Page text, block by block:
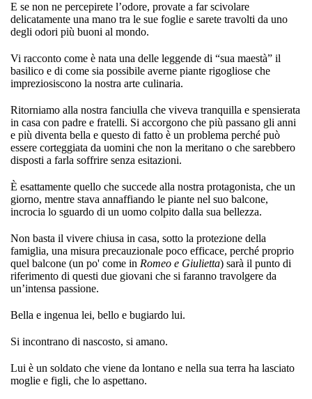
E se non ne percepirete l’odore, provate a far scivolare
delicatamente una mano tra le sue foglie e sarete travolti da uno
degli odori più buoni al mondo.
Vi racconto come è nata una delle leggende di “sua maestà” il
basilico e di come sia possibile averne piante rigogliose che
impreziosiscono la nostra arte culinaria.
Ritorniamo alla nostra fanciulla che viveva tranquilla e spensierata
in casa con padre e fratelli. Si accorgono che più passano gli anni
e più diventa bella e questo di fatto è un problema perché può
essere corteggiata da uomini che non la meritano o che sarebbero
disposti a farla soffrire senza esitazioni.
È esattamente quello che succede alla nostra protagonista, che un
giorno, mentre stava annaffiando le piante nel suo balcone,
incrocia lo sguardo di un uomo colpito dalla sua bellezza.
Non basta il vivere chiusa in casa, sotto la protezione della
famiglia, una misura precauzionale poco efficace, perché proprio
quel balcone (un po' come in Romeo e Giulietta) sarà il punto di
riferimento di questi due giovani che si faranno travolgere da
un’intensa passione.
Bella e ingenua lei, bello e bugiardo lui.
Si incontrano di nascosto, si amano.
Lui è un soldato che viene da lontano e nella sua terra ha lasciato
moglie e figli, che lo aspettano.